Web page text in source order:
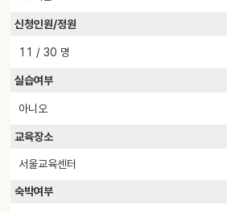
신청인원/정원
11 / 30 명
실습여부
아니오
교육장소
서울교육센터
숙박여부